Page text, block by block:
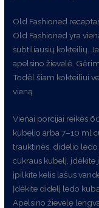
Old Fashioned
Old Fashioned yra
subtiliausių kokteilių.
apelsino žievelė.
Todėl šiam kokteiliui
vieną.
Vienai porcijai reikės
kubelio arba 7–10 ml
trauktinės, didelio
cukraus kubelį, įdėkite
įpilkite kelis lašus
Įdėkite didelį ledo
Apelsino žievelę